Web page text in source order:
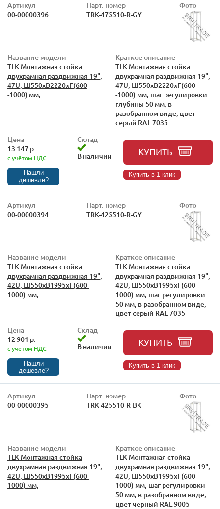
Артикул
00-00000396
Парт. номер
TRK-475510-R-GY
Фото
Название модели
TLK Монтажная стойка
двухрамная раздвижная 19",
47U, Ш550xВ2220xГ(600
-1000) мм,
Краткое описание
TLK Монтажная стойка
двухрамная раздвижная 19",
47U, Ш550xВ2220xГ(600
-1000) мм, шаг регулировки
глубины 50 мм, в
разобранном виде, цвет
серый RAL 7035
Цена
13 147 р.
с учётом НДС
Нашли
дешевле?
Склад
В наличии
КУПИТЬ
Купить в 1 клик
Артикул
00-00000394
Парт. номер
TRK-425510-R-GY
Фото
Название модели
TLK Монтажная стойка
двухрамная раздвижная 19",
42U, Ш550xВ1995xГ(600-
1000) мм,
Краткое описание
TLK Монтажная стойка
двухрамная раздвижная 19",
42U, Ш550xВ1995xГ(600-
1000) мм, шаг регулировки
50 мм, в разобранном виде,
цвет серый RAL 7035
Цена
12 901 р.
с учётом НДС
Нашли
дешевле?
Склад
В наличии
КУПИТЬ
Купить в 1 клик
Артикул
00-00000395
Парт. номер
TRK-425510-R-BK
Фото
Название модели
TLK Монтажная стойка
двухрамная раздвижная 19",
42U, Ш550xВ1995xГ(600-
1000) мм,
Краткое описание
TLK Монтажная стойка
двухрамная раздвижная 19",
42U, Ш550xВ1995xГ(600-
1000) мм, шаг регулировки
50 мм, в разобранном виде,
цвет черный RAL 9005